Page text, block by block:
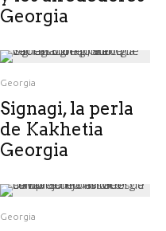
Georgia
Georgia
Signagi, la perla
de Kakhetia
Georgia
Georgia